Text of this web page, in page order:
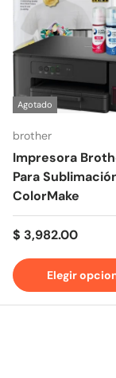
Agotado
brother
Impresora
Para
ColorMake
Precio normal
$ 3,982.00
Elegir